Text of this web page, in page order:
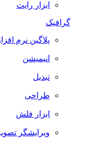
ابزار رایت
گرافیک
پلاگین نرم
انیمیشن
تبدیل
طراحی
ابزار فلش
ویرایشگر